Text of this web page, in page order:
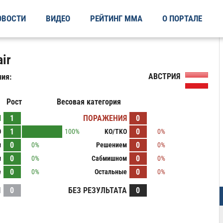
ВИДЕО РЕЙТИНГ ММА О ПОРТАЛЕ
АВСТРИЯ
Рост
Весовая категория
1
1
100%
0
0%
0
0%
0 0%
ПОРАЖЕНИЯ 0
KO/TKO 0
0%
Решением
0
0%
Сабмишном
0
0%
Остальные
0 0%
0 БЕЗ РЕЗУЛЬТАТА 0